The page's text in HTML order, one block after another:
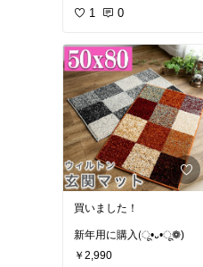
1 0
買いました！
新年用に購入(ू•᎑•ू❁)
￥2,990